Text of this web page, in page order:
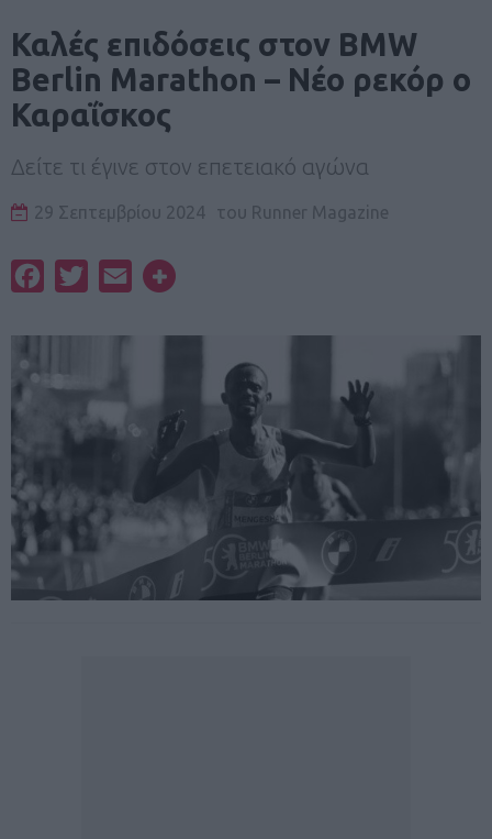
Καλές επιδόσεις στον BMW
Berlin Marathon – Νέο ρεκόρ ο
Καραΐσκος
Δείτε τι έγινε στον επετειακό αγώνα
29 Σεπτεμβρίου 2024 του Runner Magazine
FacebookTwitterEmail